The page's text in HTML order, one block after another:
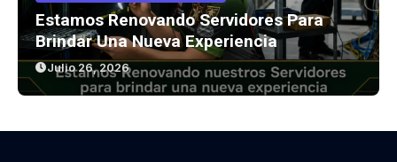
Estamos Renovando Servidores Para
Brindar Una Nueva Experiencia
Julio 26, 2026